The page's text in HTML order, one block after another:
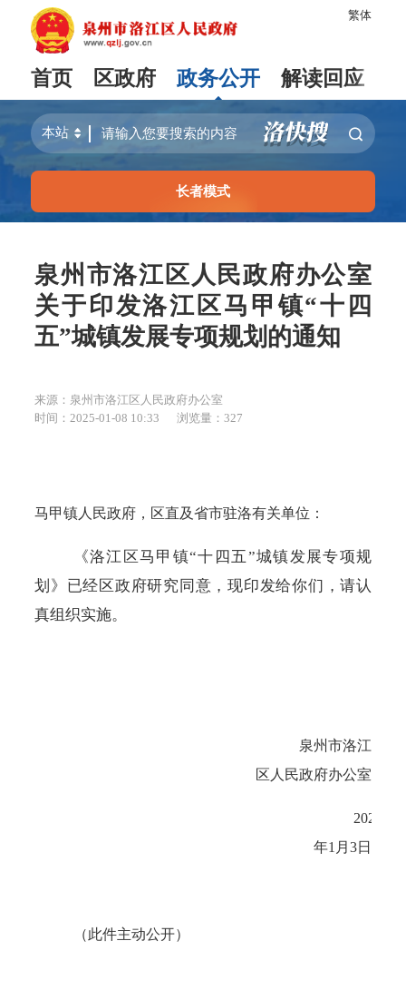
繁体
首页 区政府 政务公开 解读回应
长者模式
泉州市洛江区人民政府办公室
关于印发洛江区马甲镇“十四
五”城镇发展专项规划的通知
来源：泉州市洛江区人民政府办公室
时间：2025-01-08 10:33
浏览量： 327
马甲镇人民政府，区直及省市驻洛有关单位：
《洛江区马甲镇“十四五”城镇发展专项规
划》已经区政府研究同意，现印发给你们，请认
真组织实施。
泉州市洛江
区人民政府办公室
2025
年1月3日
（此件主动公开）